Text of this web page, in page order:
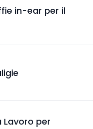
in-ear per il
Lavoro per